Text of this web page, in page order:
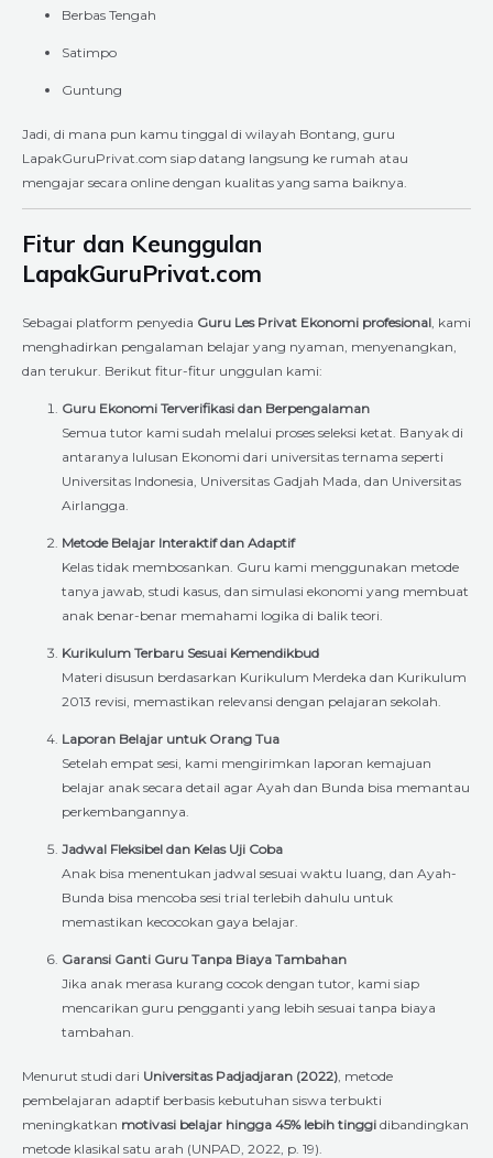
Berbas Tengah
Satimpo
Guntung
Jadi, di mana pun kamu tinggal di wilayah Bontang, guru
LapakGuruPrivat.com siap datang langsung ke rumah atau
mengajar secara online dengan kualitas yang sama baiknya.
Fitur dan Keunggulan
LapakGuruPrivat.com
Sebagai platform penyedia Guru Les Privat Ekonomi profesional , kami
menghadirkan pengalaman belajar yang nyaman, menyenangkan,
dan terukur. Berikut fitur-fitur unggulan kami:
Guru Ekonomi Terverifikasi dan Berpengalaman
Semua tutor kami sudah melalui proses seleksi ketat. Banyak di
antaranya lulusan Ekonomi dari universitas ternama seperti
Universitas Indonesia, Universitas Gadjah Mada, dan Universitas
Airlangga.
Metode Belajar Interaktif dan Adaptif
Kelas tidak membosankan. Guru kami menggunakan metode
tanya jawab, studi kasus, dan simulasi ekonomi yang membuat
anak benar-benar memahami logika di balik teori.
Kurikulum Terbaru Sesuai Kemendikbud
Materi disusun berdasarkan Kurikulum Merdeka dan Kurikulum
2013 revisi, memastikan relevansi dengan pelajaran sekolah.
Laporan Belajar untuk Orang Tua
Setelah empat sesi, kami mengirimkan laporan kemajuan
belajar anak secara detail agar Ayah dan Bunda bisa memantau
perkembangannya.
Jadwal Fleksibel dan Kelas Uji Coba
Anak bisa menentukan jadwal sesuai waktu luang, dan Ayah-
Bunda bisa mencoba sesi trial terlebih dahulu untuk
memastikan kecocokan gaya belajar.
Garansi Ganti Guru Tanpa Biaya Tambahan
Jika anak merasa kurang cocok dengan tutor, kami siap
mencarikan guru pengganti yang lebih sesuai tanpa biaya
tambahan.
Menurut studi dari Universitas Padjadjaran (2022) , metode
pembelajaran adaptif berbasis kebutuhan siswa terbukti
meningkatkan motivasi belajar hingga 45% lebih tinggi dibandingkan
metode klasikal satu arah (UNPAD, 2022, p. 19).